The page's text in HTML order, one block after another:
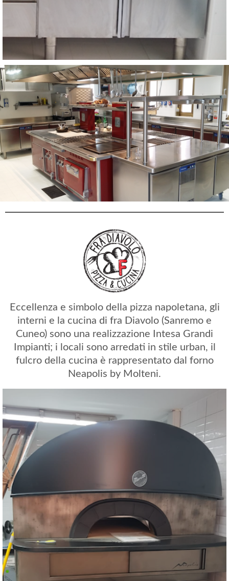
Eccellenza e simbolo della pizza napoletana, gli
interni e la cucina di fra Diavolo (Sanremo e
Cuneo) sono una realizzazione Intesa Grandi
Impianti; i locali sono arredati in stile urban, il
fulcro della cucina è rappresentato dal forno
Neapolis by Molteni.